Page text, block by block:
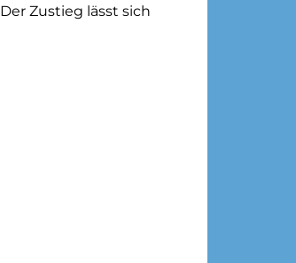
Zustieg lässt sich